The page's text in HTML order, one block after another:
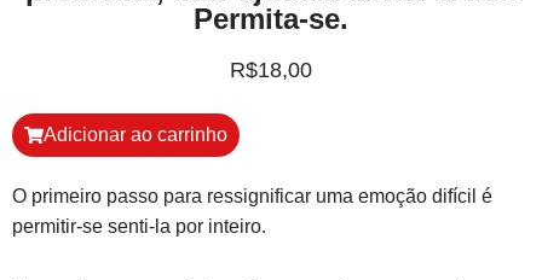
Permita-se.
R$18,00
Adicionar ao carrinho
O primeiro passo para ressignificar uma emoção difícil é
permitir-se senti-la por inteiro.